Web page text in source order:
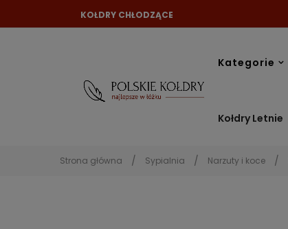
KOŁDRY CHŁODZĄCE
Kategorie
Kołdry Letnie
Strona główna Sypialnia Narzuty i koce